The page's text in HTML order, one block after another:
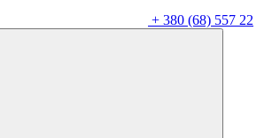
+ 380 (68) 557 22